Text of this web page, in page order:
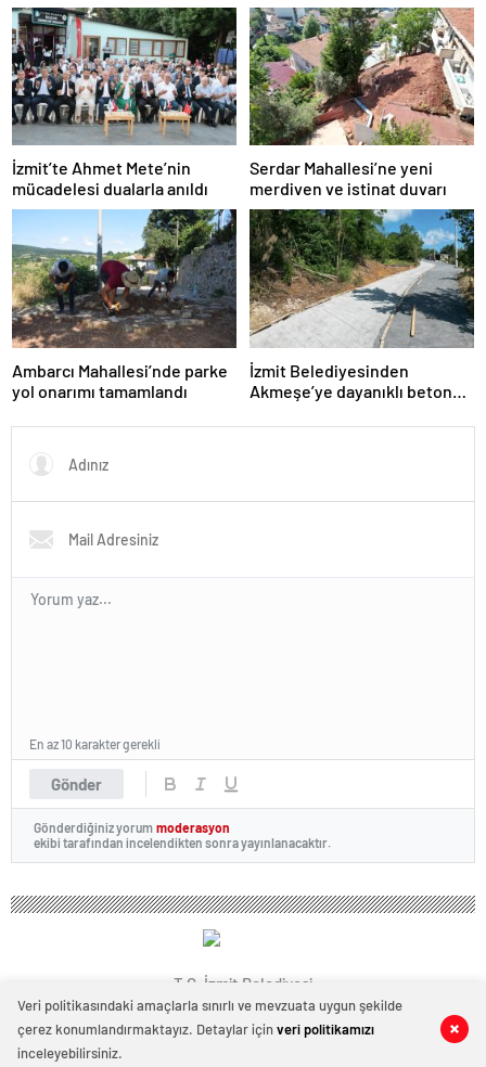
0 0
eğitimler başladı
İzmit’te Ahmet Mete’nin
mücadelesi dualarla anıldı
Serdar Mahallesi’ne yeni
merdiven ve istinat duvarı
Ambarcı Mahallesi’nde parke
yol onarımı tamamlandı
İzmit Belediyesinden
Akmeşe’ye dayanıklı beton
Gönder
En az 10 karakter gerekli
Gönderdiğiniz yorum moderasyon
ekibi tarafından incelendikten sonra yayınlanacaktır.
T.C. İzmit Belediyesi
Veri politikasındaki amaçlarla sınırlı ve mevzuata uygun şekilde
çerez konumlandırmaktayız. Detaylar içinveri politikamızı
inceleyebilirsiniz.